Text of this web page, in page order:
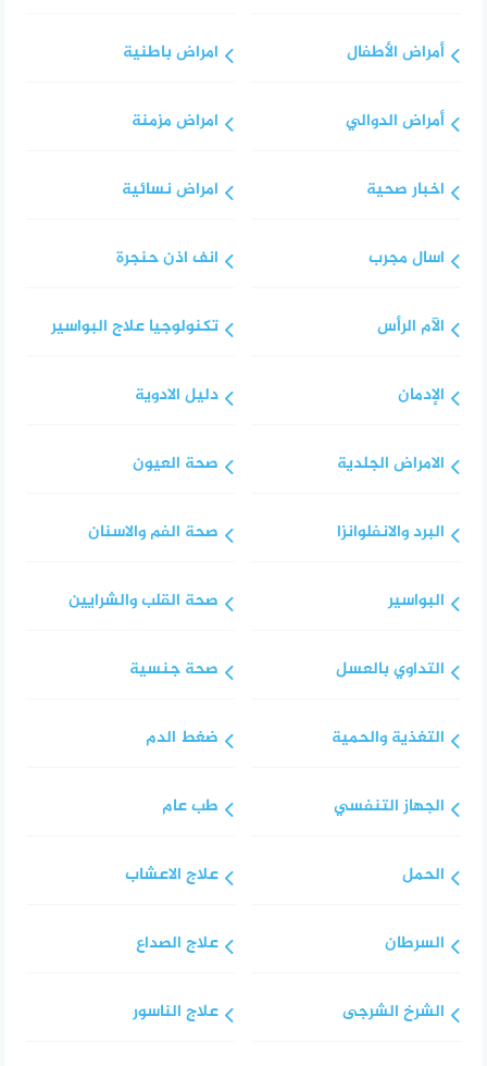
أمراض الأطفال
أمراض الدوالي
اخبار صحية
اسال مجرب
الآم الرأس
الإدمان
الامراض الجلدية
البرد والانفلوانزا
البواسير
التداوي بالعسل
التغذية والحمية
الجهاز التنفسي
الحمل
السرطان
الشرخ الشرجى
امراض باطنية
امراض مزمنة
امراض نسائية
انف اذن حنجرة
تكنولوجيا علاج البواسير
دليل الادوية
صحة العيون
صحة الفم والاسنان
صحة القلب والشرايين
صحة جنسية
ضغط الدم
طب عام
علاج الاعشاب
علاج الصداع
علاج الناسور